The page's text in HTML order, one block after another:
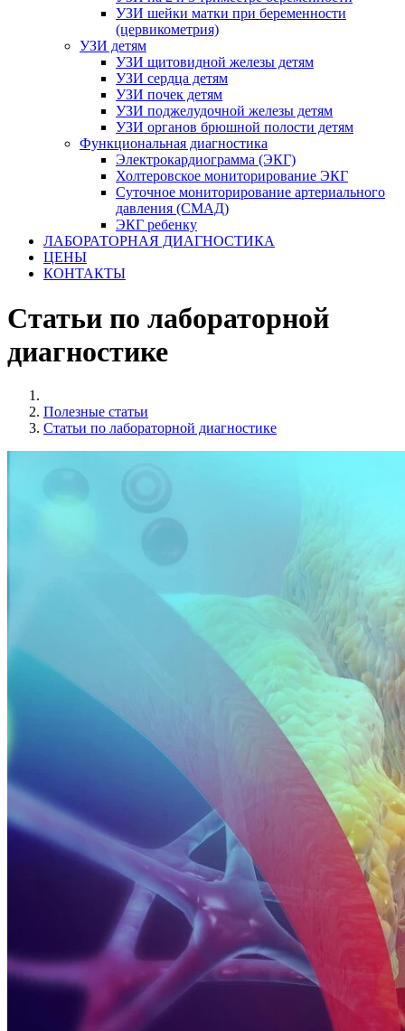
УЗИ шейки матки при беременности
(цервикометрия)
УЗИ детям
УЗИ щитовидной железы детям
УЗИ сердца детям
УЗИ почек детям
УЗИ поджелудочной железы детям
УЗИ органов брюшной полости детям
Функциональная диагностика
Электрокардиограмма (ЭКГ)
Холтеровское мониторирование ЭКГ
Суточное мониторирование артериального
давления (СМАД)
ЭКГ ребенку
ЛАБОРАТОРНАЯ ДИАГНОСТИКА
ЦЕНЫ
КОНТАКТЫ
Статьи по лабораторной
диагностике
Полезные статьи
Статьи по лабораторной диагностике